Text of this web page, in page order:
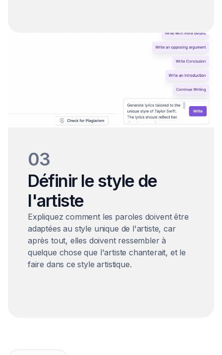
03
Définir le style de
l'artiste
Expliquez comment les paroles doivent être
adaptées au style unique de l'artiste, car
après tout, elles doivent ressembler à
quelque chose que l'artiste chanterait, et le
faire dans ce style artistique.